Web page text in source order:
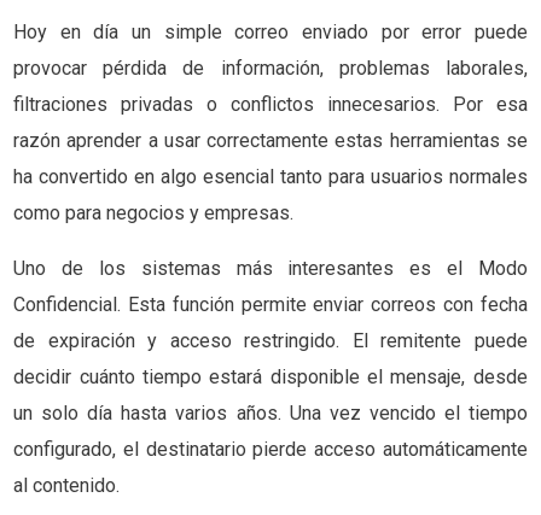
Hoy en día un simple correo enviado por error puede
provocar pérdida de información, problemas laborales,
filtraciones privadas o conflictos innecesarios. Por esa
razón aprender a usar correctamente estas herramientas se
ha convertido en algo esencial tanto para usuarios normales
como para negocios y empresas.
Uno de los sistemas más interesantes es el Modo
Confidencial. Esta función permite enviar correos con fecha
de expiración y acceso restringido. El remitente puede
decidir cuánto tiempo estará disponible el mensaje, desde
un solo día hasta varios años. Una vez vencido el tiempo
configurado, el destinatario pierde acceso automáticamente
al contenido.